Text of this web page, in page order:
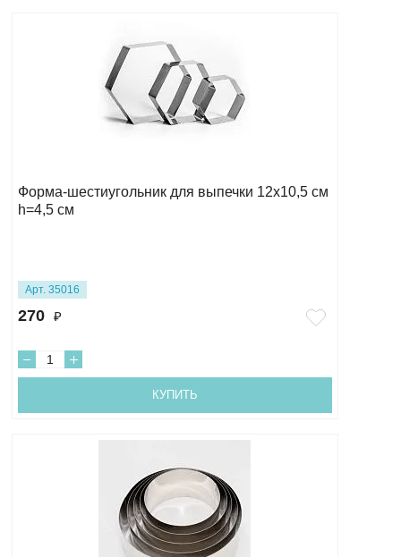
Форма-шестиугольник для выпечки 12х10,5 см
h=4,5 см
Арт. 35016
270 ₽
КУПИТЬ